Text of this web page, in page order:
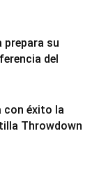
prepara su
del
con éxito la
Throwdown